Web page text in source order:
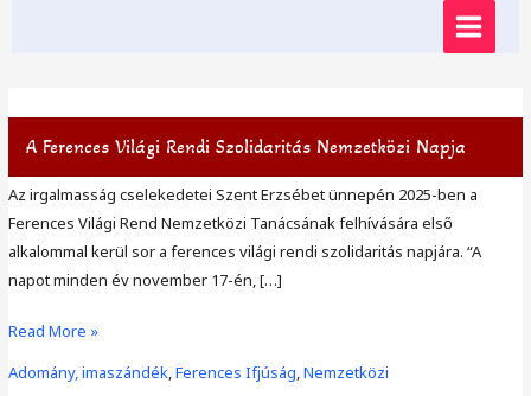
MAIN
A Ferences Világi Rendi Szolidaritás Nemzetközi Napja
Az irgalmasság cselekedetei Szent Erzsébet ünnepén 2025-ben a
Ferences Világi Rend Nemzetközi Tanácsának felhívására első
alkalommal kerül sor a ferences világi rendi szolidaritás napjára. “A
napot minden év november 17-én, […]
A
Read More »
Adomány, imaszándék,Ferences Ifjúság,Nemzetközi